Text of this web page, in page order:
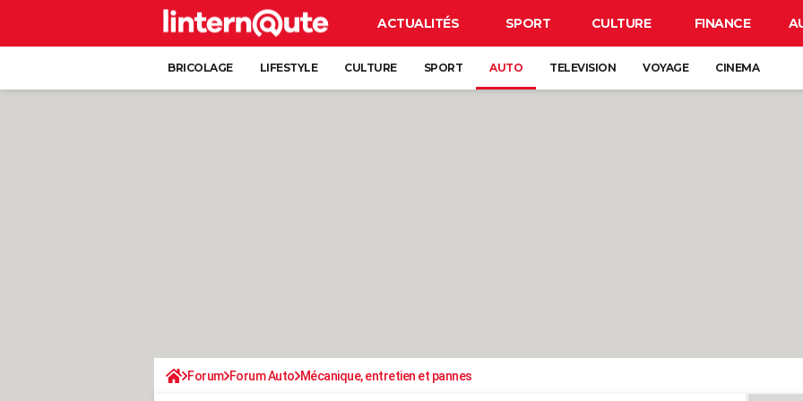
ACTUALITÉS SPORT CULTURE FINANCE
BRICOLAGE LIFESTYLE CULTURE SPORT AUTO TELEVISION VOYAGE CINEMA
Forum Forum Auto Mécanique, entretien et pannes